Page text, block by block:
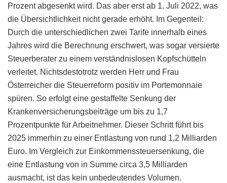
Prozent abgesenkt wird. Das aber erst ab 1. Juli 2022, was
die Übersichtlichkeit nicht gerade erhöht. Im Gegenteil:
Durch die unterschiedlichen zwei Tarife innerhalb eines
Jahres wird die Berechnung erschwert, was sogar versierte
Steuerberater zu einem verständnislosen Kopfschütteln
verleitet. Nichtsdestotrotz werden Herr und Frau
Österreicher die Steuerreform positiv im Portemonnaie
spüren. So erfolgt eine gestaffelte Senkung der
Krankenversicherungsbeiträge um bis zu 1,7
Prozentpunkte für Arbeitnehmer. Dieser Schritt führt bis
2025 immerhin zu einer Entlastung von rund 1,2 Milliarden
Euro. Im Vergleich zur Einkommenssteuersenkung, die
eine Entlastung von in Summe circa 3,5 Milliarden
ausmacht, ist das kein unbedeutendes Volumen.